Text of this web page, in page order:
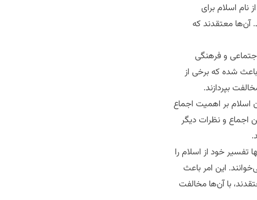
نام اسلام برای
آن‌ها معتقدند که
و فرهنگی
شده که برخی از
بپردازند.
اسلام بر اهمیت اجماع
اجماع و نظرات دیگر
تفسیر خود از اسلام را
این امر باعث
با آن‌ها مخالفت